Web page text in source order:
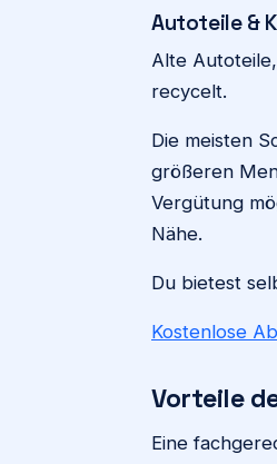
Autoteile &
Alte
recycelt.
Die meisten
größeren
Vergütung
Nähe.
Du bietest
Kostenlose
Vorteile
Eine